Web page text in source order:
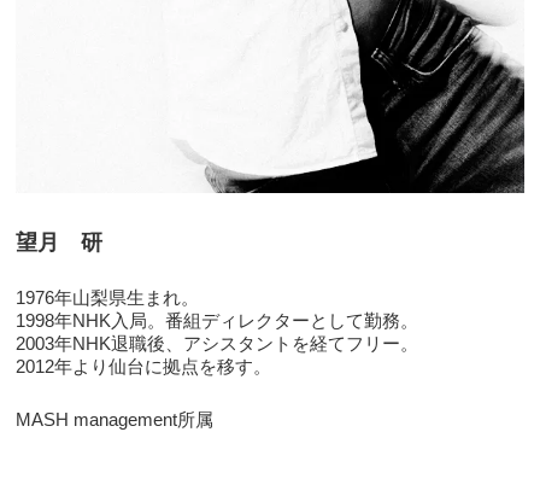
望月 研
1976年山梨県生まれ。
1998年NHK入局。番組ディレクターとして勤務。
2003年NHK退職後、アシスタントを経てフリー。
2012年より仙台に拠点を移す。
MASH management所属